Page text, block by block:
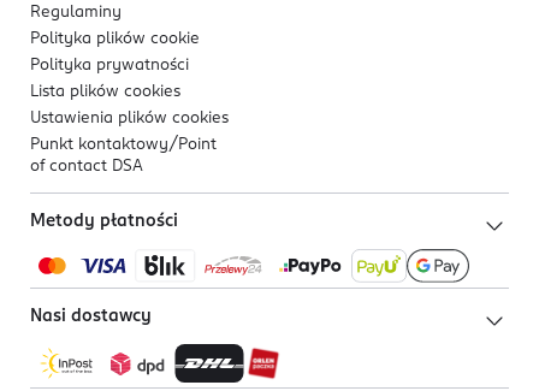
Regulaminy
Polityka plików cookie
Polityka prywatności
Lista plików cookies
Ustawienia plików cookies
Punkt kontaktowy/ Point
of contact DSA
Metody płatności
Nasi dostawcy